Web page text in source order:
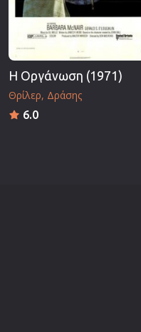
Η Οργάνωση (1971)
Θρίλερ Δράσης
6.0